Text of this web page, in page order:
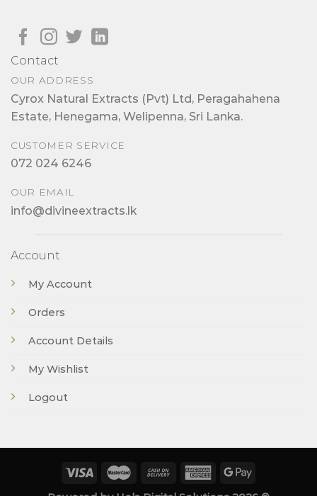
Contact
OUR ADDRESS
Cyrox Natural Extracts (Pvt) Ltd, Peragahahena
Estate, Henegama, Welipenna, Sri Lanka.
CUSTOMER SERVICE
072 024 6246
OUR EMAIL
info@divineextracts.lk
Account
My Account
Orders
Account Details
My Wishlist
Logout